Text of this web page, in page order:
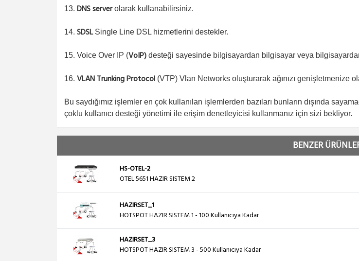
13. DNS serverolarak kullanabilirsiniz.
14. SDSL Single Line DSL hizmetlerini destekler.
15. Voice Over IP (VoIP) desteği sayesinde bilgisayardan bilgisayar veya
16. VLAN Trunking Protocol (VTP) Vlan Networks oluşturarak ağınızı genişletmenize
Bu saydığımız işlemler en çok kullanılan işlemlerden bazıları bunların dışında
çoklu kullanıcı desteği yönetimi ile erişim denetleyicisi kullanmanız için sizi bekliyor.
BENZER
HS-OTEL-2
OTEL 5651 HAZIR SISTEM 2
HAZIRSET_1
HOTSPOT HAZIR SISTEM 1 - 100 Kullanıcıya Kadar
HAZIRSET_3
HOTSPOT HAZIR SISTEM 3 - 500 Kullanıcıya Kadar